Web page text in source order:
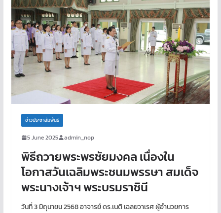
ข่าวประชาสัมพันธ์
5 June 2025 admin_nop
พิธีถวายพระพรชัยมงคล เนื่องใน
โอกาสวันเฉลิมพระชนมพรรษา สมเด็จ
พระนางเจ้าฯ พระบรมราชินี
วันที่ 3 มิถุนายน 2568 อาจารย์ ดร.เนติ เฉลยวาเรศ ผู้อำนวยการ